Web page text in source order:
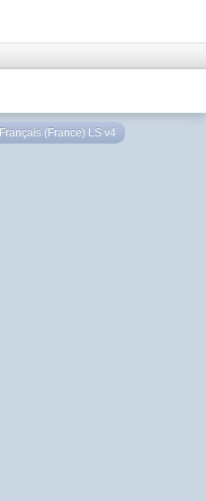
Français (France) LS v4